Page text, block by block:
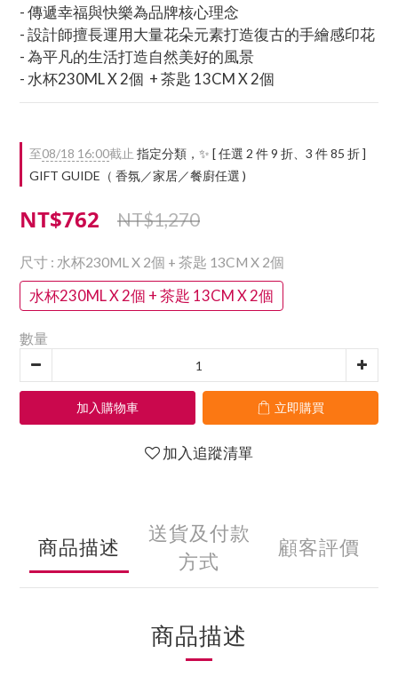
- 傳遞幸福與快樂為品牌核心理念
- 設計師擅長運用大量花朵元素打造復古的手繪感印花
- 為平凡的生活打造自然美好的風景
- 水杯230ML X 2個  + 茶匙 13CM X 2個
至08/18 16:00截止 指定分類，✨ [ 任選 2 件 9 折、3 件 85 折 ]
GIFT GUIDE（ 香氛／家居／餐廚任選 )
NT$762 NT$1,270
尺寸 : 水杯230ML X 2個 + 茶匙 13CM X 2個
水杯230ML X 2個 + 茶匙 13CM X 2個
數量
加入購物車 立即購買
加入追蹤清單
商品描述
送貨及付款
方式
顧客評價
商品描述